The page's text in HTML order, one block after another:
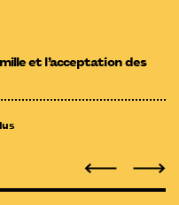
et l’acceptation des